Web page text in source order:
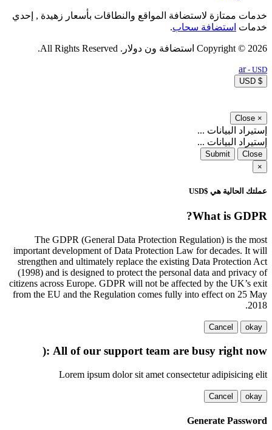
خدمات ممتازة لاستضافة المواقع والنطاقات بأسعار زهيدة , إحدي
خدمات استضافة سحاب.
Copyright © 2026 استضافة ون دولار. All Rights Reserved.
ar- USD
$ USD
×
Close
إستيراد البيانات ...
إستيراد البيانات ...
Close
Submit
×
عملتك الحالية هي $USD
What is GDPR?
The GDPR (General Data Protection Regulation) is the most
important development of Data Protection Law for decades. It will
strengthen and ultimately replace the existing Data Protection Act
(1998) and is designed to protect the personal data and privacy of
citizens across Europe. GDPR will not be affected by the UK’s exit
from the EU and the Regulation comes fully into effect on 25 May
2018.
okay
Cancel
All of our support team are busy right now :(
Lorem ipsum dolor sit amet consectetur adipisicing elit
okay
Cancel
Generate Password